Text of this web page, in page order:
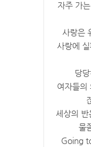
자주 가
사랑은
사랑에
당
여자들의
세상의 반
물
Going